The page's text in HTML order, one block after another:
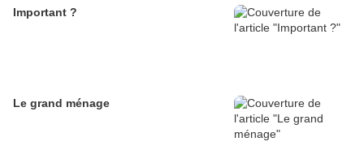
Important ?
Le grand ménage